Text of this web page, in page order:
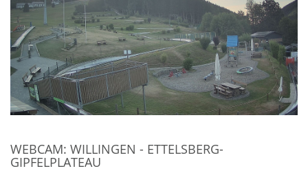
WEBCAM: WILLINGEN - ETTELSBERG-
GIPFELPLATEAU